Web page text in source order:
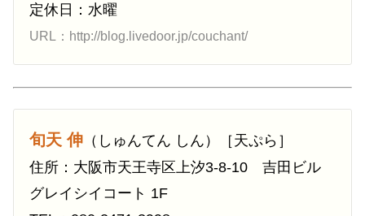
定休日：水曜
URL：http://blog.livedoor.jp/couchant/
旬天 伸 （しゅんてん しん）［天ぷら］
住所：大阪市天王寺区上汐3-8-10 吉田ビル
グレイシイコート 1F